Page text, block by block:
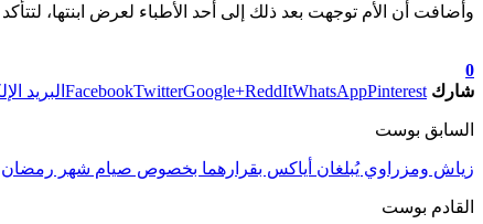
وأضافت أن الأم توجهت بعد ذلك إلى أحد الأطباء لعرض ابنتها،
0
شارك
FacebookTwitterGoogle+ReddItWhatsAppPinterest البريد
السابق بوست
زياش ومزراوي يُبلغان أياكس بقرارهما بخصوص صيام شهر رمضان
القادم بوست